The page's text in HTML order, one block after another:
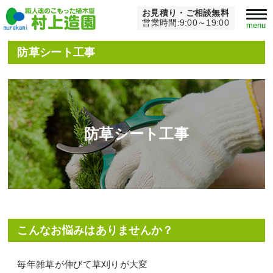
お見積り・ご相談無料
営業時間:9:00～19:00
menu
Home > 造園・外構工事 防草シート工事
防草シート工事
防草シート工事
こんなお悩みはありませんか？
毎年雑草が伸びて草刈りが大変